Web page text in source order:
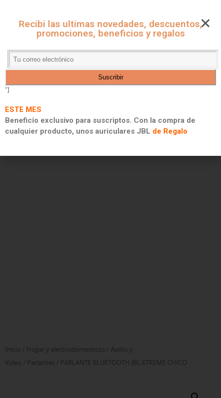
CUPONES DE DESCUENTO, PROMOCIONES Y 2X1
Inicio / Hogar y electrodomesticos / Audio y
Video / Parlantes / PARLANTE BLUETOOTH JBL XTREME CHICO
Recibi las ultimas novedades, descuentos,
promociones, beneficios y regalos
"]
ESTE MES
Beneficio exclusivo para suscriptos. Con la compra de
cualquier producto, unos auriculares JBL de Regalo